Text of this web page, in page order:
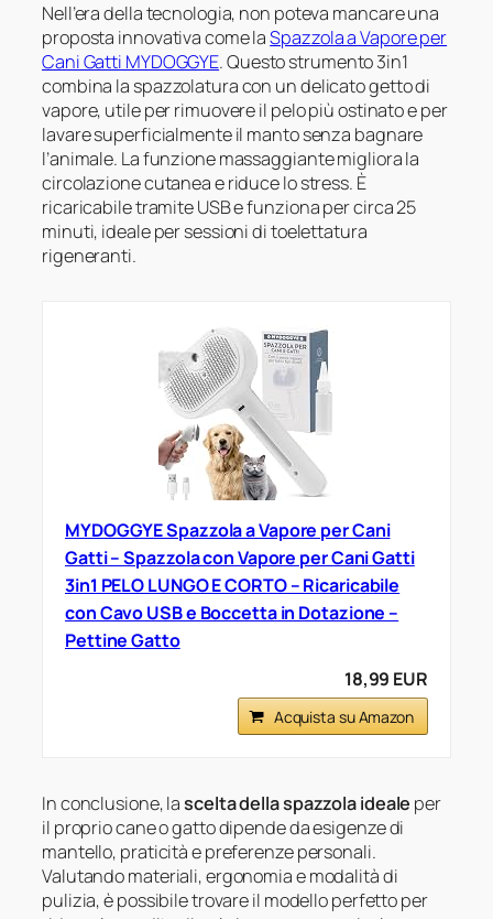
Nell’era della tecnologia, non poteva mancare una
proposta innovativa come laSpazzola a Vapore per
Cani Gatti MYDOGGYE. Questo strumento 3in1
combina la spazzolatura con un delicato getto di
vapore, utile per rimuovere il pelo più ostinato e per
lavare superficialmente il manto senza bagnare
l’animale. La funzione massaggiante migliora la
circolazione cutanea e riduce lo stress. È
ricaricabile tramite USB e funziona per circa 25
minuti, ideale per sessioni di toelettatura
rigeneranti.
MYDOGGYE Spazzola a Vapore per Cani
Gatti – Spazzola con Vapore per Cani Gatti
3in1 PELO LUNGO E CORTO – Ricaricabile
con Cavo USB e Boccetta in Dotazione –
Pettine Gatto
18,99 EUR
Acquista su Amazon
In conclusione, lascelta della spazzola ideale per
il proprio cane o gatto dipende da esigenze di
mantello, praticità e preferenze personali.
Valutando materiali, ergonomia e modalità di
pulizia, è possibile trovare il modello perfetto per